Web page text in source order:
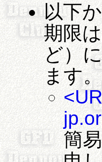
以下
期限
ど）
ます。
簡